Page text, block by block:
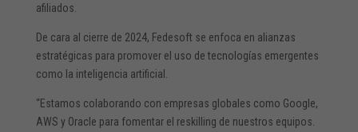
afiliados.
De cara al cierre de 2024, Fedesoft se enfoca en alianzas
estratégicas para promover el uso de tecnologías emergentes
como la inteligencia artificial.
“Estamos colaborando con empresas globales como Google,
AWS y Oracle para fomentar el reskilling de nuestros equipos.